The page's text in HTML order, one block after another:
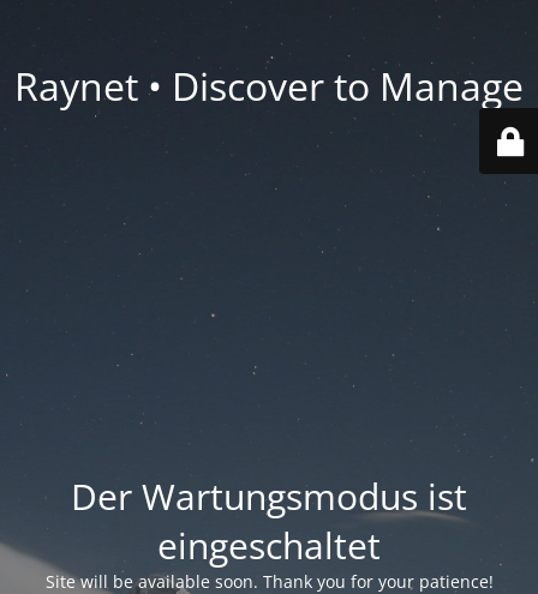
Raynet • Discover to Manage
Der Wartungsmodus ist
eingeschaltet
Site will be available soon. Thank you for your patience!